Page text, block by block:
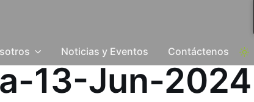
Noticias y Eventos Contáctenos
13-Jun-2024